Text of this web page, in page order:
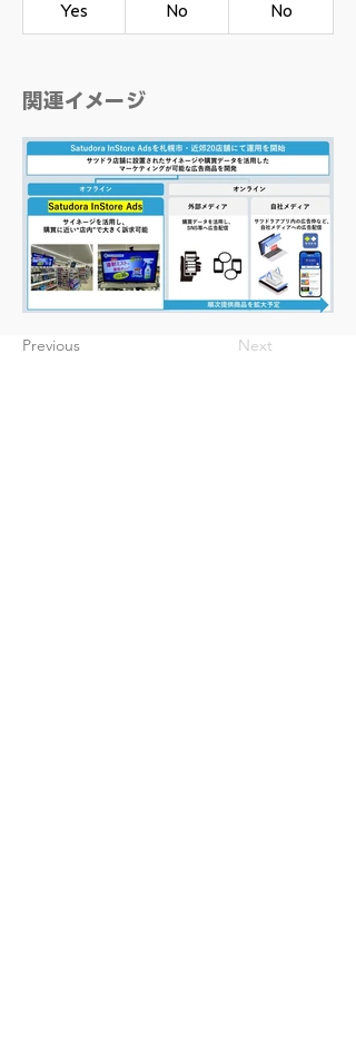
Yes No No
​関連イメージ
Previous Next